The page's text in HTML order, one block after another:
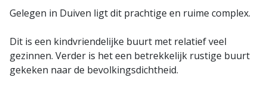
Gelegen in Duiven ligt dit prachtige en ruime complex.
Dit is een kindvriendelijke buurt met relatief veel
gezinnen. Verder is het een betrekkelijk rustige buurt
gekeken naar de bevolkingsdichtheid.